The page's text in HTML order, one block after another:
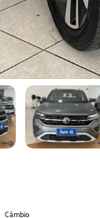
Câmbio